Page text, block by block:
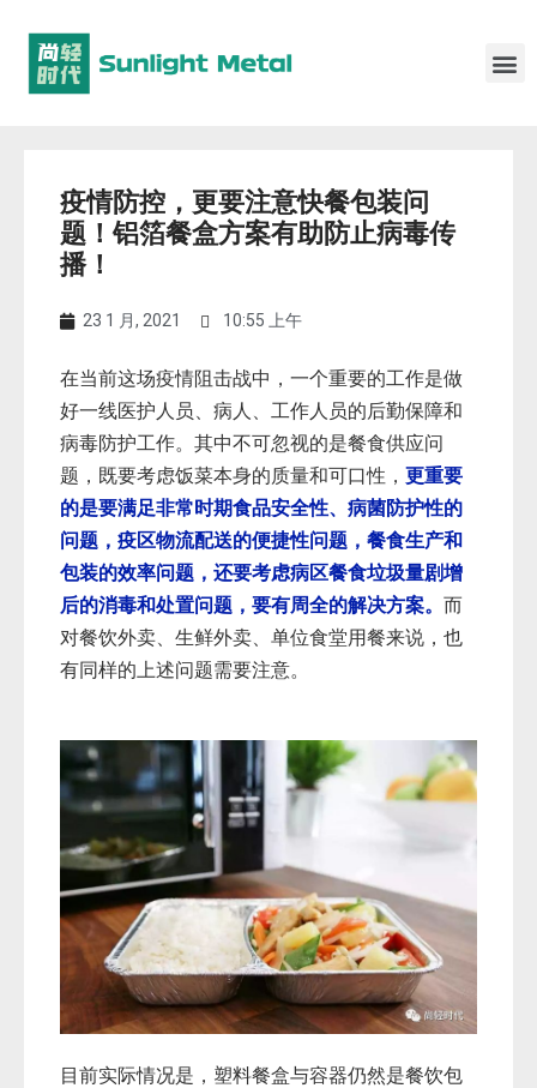
疫情防控，更要注意快餐包装问
题！铝箔餐盒方案有助防止病毒传
播！
23 1 月, 2021 10:55 上午
在当前这场疫情阻击战中，一个重要的工作是做
好一线医护人员、病人、工作人员的后勤保障和
病毒防护工作。其中不可忽视的是餐食供应问
题，既要考虑饭菜本身的质量和可口性， 更重要
的是要满足非常时期食品安全性、病菌防护性的
问题，疫区物流配送的便捷性问题，餐食生产和
包装的效率问题，还要考虑病区餐食垃圾量剧增
后的消毒和处置问题，要有周全的解决方案。 而
对餐饮外卖、生鲜外卖、单位食堂用餐来说，也
有同样的上述问题需要注意。
目前实际情况是，塑料餐盒与容器仍然是餐饮包